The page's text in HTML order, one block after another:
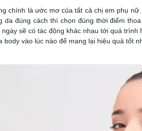
chính là ước mơ của tất cả chị em phụ
da đúng cách thì chọn đúng thời điểm
sẽ có tác động khác nhau tới quá trình
body vào lúc nào để mang lại hiệu quả tốt